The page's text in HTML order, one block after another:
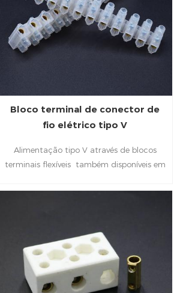
Bloco terminal de conector de
fio elétrico tipo V
Alimentação tipo V através de blocos
terminais flexíveis também disponíveis em
condutoras, boa resistência ao calor e